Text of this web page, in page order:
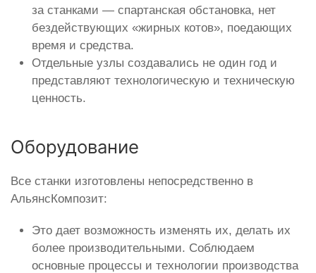
за станками — спартанская обстановка, нет
бездействующих «жирных котов», поедающих
время и средства.
Отдельные узлы создавались не один год и
представляют технологическую и техническую
ценность.
Оборудование
Все станки изготовлены непосредственно в
АльянсКомпозит:
Это дает возможность изменять их, делать их
более производительными. Соблюдаем
основные процессы и технологии производства